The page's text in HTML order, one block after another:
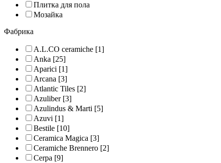
Плитка для пола
Мозайка
Фабрика
A.L.CO ceramiche [1]
Anka [25]
Aparici [1]
Arcana [3]
Atlantic Tiles [2]
Azuliber[3]
Azulindus & Marti [5]
Azuvi [1]
Bestile [10]
Ceramica Magica [3]
Ceramiche Brennero [2]
Cerpa [9]